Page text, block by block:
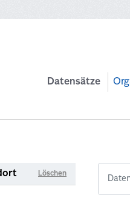
Datensätze
Löschen